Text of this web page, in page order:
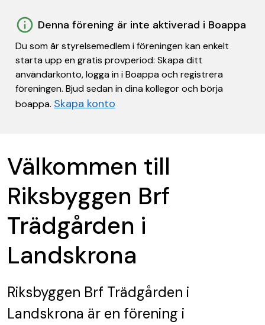
Denna förening är inte aktiverad i Boappa
Du som är styrelsemedlem i föreningen kan enkelt
starta upp en gratis provperiod: Skapa ditt
användarkonto, logga in i Boappa och registrera
föreningen. Bjud sedan in dina kollegor och börja
boappa. Skapa konto
Välkommen till
Riksbyggen Brf
Trädgården i
Landskrona
Riksbyggen Brf Trädgården i
Landskrona är en förening i